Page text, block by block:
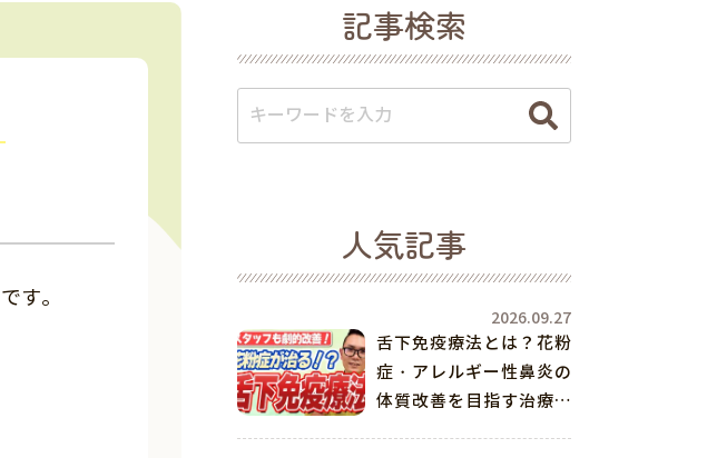
です。
記事検索
人気記事
2026.09.27
舌下免疫療法とは？花粉
症・アレルギー性鼻炎の
体質改善を目指す治療を